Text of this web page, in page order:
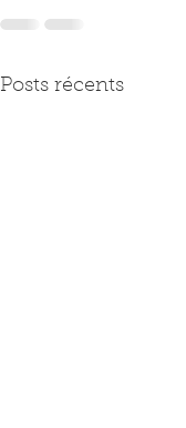
Posts récents